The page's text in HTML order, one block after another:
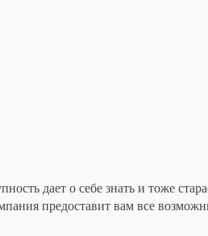
дает о себе знать и тоже
предоставит вам все